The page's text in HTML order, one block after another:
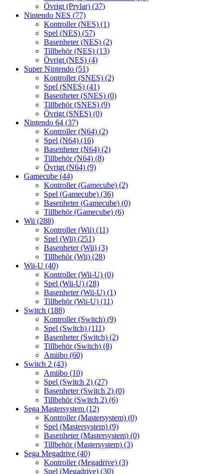
Övrigt (Prylar) (37)
Nintendo NES (77)
Kontroller (NES) (1)
Spel (NES) (57)
Basenheter (NES) (2)
Tillbehör (NES) (13)
Övrigt (NES) (4)
Super Nintendo (51)
Kontroller (SNES) (2)
Spel (SNES) (41)
Basenheter (SNES) (0)
Tillbehör (SNES) (9)
Övrigt (SNES) (0)
Nintendo 64 (37)
Kontroller (N64) (2)
Spel (N64) (16)
Basenheter (N64) (2)
Tillbehör (N64) (8)
Övrigt (N64) (9)
Gamecube (44)
Kontroller (Gamecube) (2)
Spel (Gamecube) (36)
Basenheter (Gamecube) (0)
Tillbehör (Gamecube) (6)
Wii (288)
Kontroller (Wii) (11)
Spel (Wii) (251)
Basenheter (Wii) (3)
Tillbehör (Wii) (28)
Wii-U (40)
Kontroller (Wii-U) (0)
Spel (Wii-U) (28)
Basenheter (Wii-U) (1)
Tillbehör (Wii-U) (11)
Switch (188)
Kontroller (Switch) (9)
Spel (Switch) (111)
Basenheter (Switch) (2)
Tillbehör (Switch) (8)
Amiibo (60)
Switch 2 (43)
Amiibo (10)
Spel (Switch 2) (27)
Basenheter (Switch 2) (0)
Tillbehör (Switch 2) (6)
Sega Mastersystem (12)
Kontroller (Mastersystem) (0)
Spel (Mastersystem) (9)
Basenheter (Mastersystem) (0)
Tillbehör (Mastersystem) (3)
Sega Megadrive (40)
Kontroller (Megadrive) (3)
Spel (Megadrive) (30)